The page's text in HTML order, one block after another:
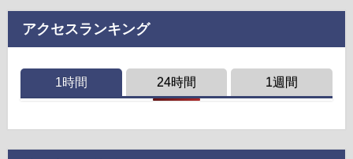
アクセスランキング
1時間 24時間 1週間